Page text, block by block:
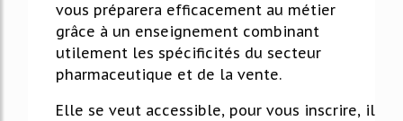
vous préparera efficacement au métier
grâce à un enseignement combinant
utilement les spécificités du secteur
pharmaceutique et de la vente.
Elle se veut accessible, pour vous inscrire, il